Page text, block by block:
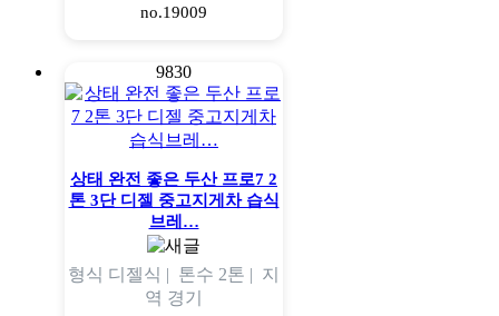
no.19009
9830
상태 완전 좋은 두산 프로7 2
톤 3단 디젤 중고지게차 습식
브레…
형식 디젤식 | 톤수 2톤 | 지
역 경기